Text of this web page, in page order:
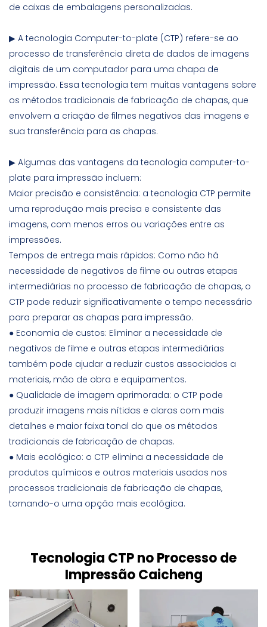
de caixas de embalagens personalizadas.
▶ A tecnologia Computer-to-plate (CTP) refere-se ao
processo de transferência direta de dados de imagens
digitais de um computador para uma chapa de
impressão. Essa tecnologia tem muitas vantagens sobre
os métodos tradicionais de fabricação de chapas, que
envolvem a criação de filmes negativos das imagens e
sua transferência para as chapas.
▶ Algumas das vantagens da tecnologia computer-to-
plate para impressão incluem:
Maior precisão e consistência: a tecnologia CTP permite
uma reprodução mais precisa e consistente das
imagens, com menos erros ou variações entre as
impressões.
Tempos de entrega mais rápidos: Como não há
necessidade de negativos de filme ou outras etapas
intermediárias no processo de fabricação de chapas, o
CTP pode reduzir significativamente o tempo necessário
para preparar as chapas para impressão.
● Economia de custos: Eliminar a necessidade de
negativos de filme e outras etapas intermediárias
também pode ajudar a reduzir custos associados a
materiais, mão de obra e equipamentos.
● Qualidade de imagem aprimorada: o CTP pode
produzir imagens mais nítidas e claras com mais
detalhes e maior faixa tonal do que os métodos
tradicionais de fabricação de chapas.
● Mais ecológico: o CTP elimina a necessidade de
produtos químicos e outros materiais usados ​​nos
processos tradicionais de fabricação de chapas,
tornando-o uma opção mais ecológica.
Tecnologia CTP no Processo de
Impressão Caicheng